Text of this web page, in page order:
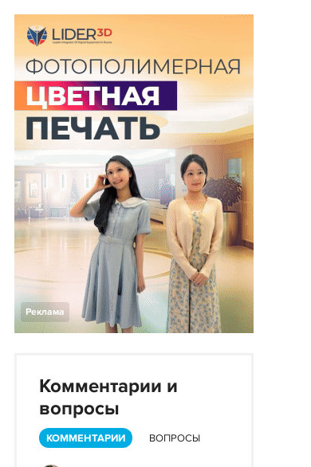
Реклама
Комментарии и
вопросы
КОММЕНТАРИИ ВОПРОСЫ